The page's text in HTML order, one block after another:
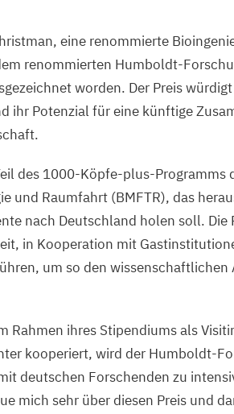
eine renommierte
renommierten Humboldt-
worden. Der Preis
ihr Potenzial für eine künftige
des 1000-Köpfe-plus-Programms
und Raumfahrt (BMFTR), das
nach Deutschland holen soll. Die
in Kooperation mit
um so den
Rahmen ihres Stipendiums als
kooperiert, wird der Humboldt-
deutschen Forschenden zu
mich sehr über diesen Preis und